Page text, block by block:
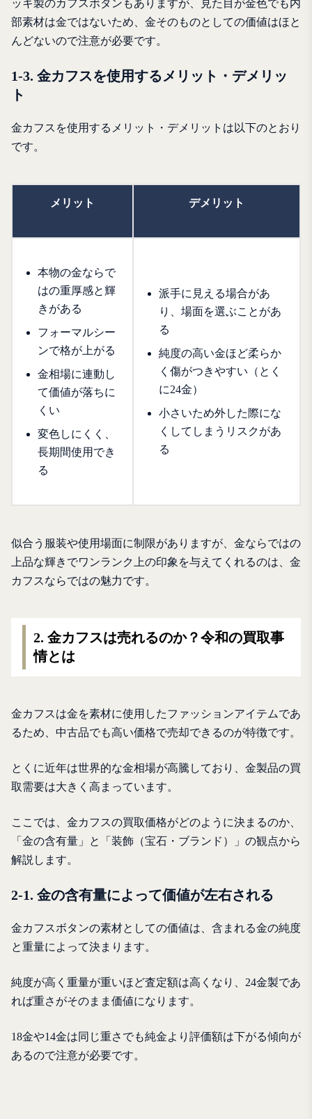
ッキ製のカフスボタンもありますが、見た目が金色でも内
部素材は金ではないため、金そのものとしての価値はほと
んどないので注意が必要です。
1-3. 金カフスを使用するメリット・デメリッ
ト
金カフスを使用するメリット・デメリットは以下のとおり
です。
メリット デメリット
本物の金ならで
はの重厚感と輝
きがある
フォーマルシー
ンで格が上がる
金相場に連動し
て価値が落ちに
くい
変色しにくく、
長期間使用でき
る
派手に見える場合があ
り、場面を選ぶことがあ
る
純度の高い金ほど柔らか
く傷がつきやすい（とく
に24金）
小さいため外した際にな
くしてしまうリスクがあ
る
似合う服装や使用場面に制限がありますが、金ならではの
上品な輝きでワンランク上の印象を与えてくれるのは、金
カフスならではの魅力です。
2. 金カフスは売れるのか？令和の買取事
情とは
金カフスは金を素材に使用したファッションアイテムであ
るため、中古品でも高い価格で売却できるのが特徴です。
とくに近年は世界的な金相場が高騰しており、金製品の買
取需要は大きく高まっています。
ここでは、金カフスの買取価格がどのように決まるのか、
「金の含有量」と「装飾（宝石・ブランド）」の観点から
解説します。
2-1. 金の含有量によって価値が左右される
金カフスボタンの素材としての価値は、含まれる金の純度
と重量によって決まります。
純度が高く重量が重いほど査定額は高くなり、24金製であ
れば重さがそのまま価値になります。
18金や14金は同じ重さでも純金より評価額は下がる傾向が
あるので注意が必要です。